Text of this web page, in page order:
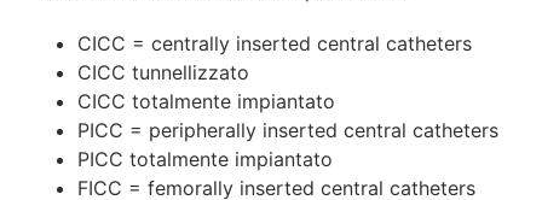
CICC = centrally inserted central catheters
CICC tunnellizzato
CICC totalmente impiantato
PICC = peripherally inserted central catheters
PICC totalmente impiantato
FICC = femorally inserted central catheters